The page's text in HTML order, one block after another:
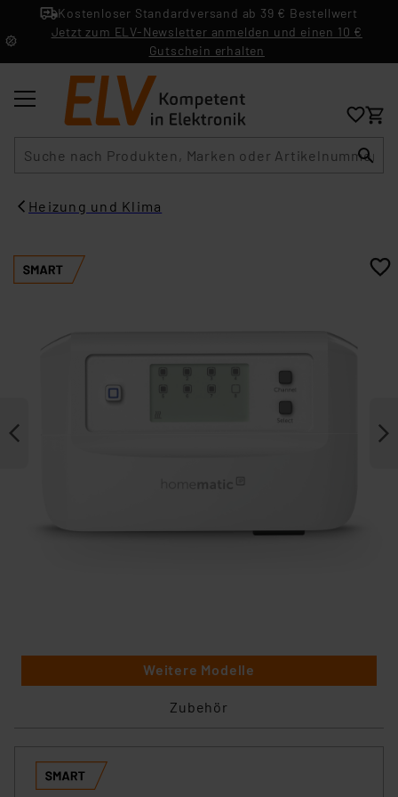
Kostenloser Standardversand ab 39 € Bestellwert
Jetzt zum ELV-Newsletter anmelden und einen 10 €
Gutschein erhalten
Heizung und Klima
Weitere Modelle
Zubehör